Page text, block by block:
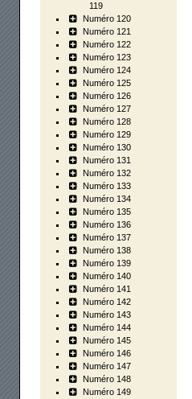
119
Numéro 120
Numéro 121
Numéro 122
Numéro 123
Numéro 124
Numéro 125
Numéro 126
Numéro 127
Numéro 128
Numéro 129
Numéro 130
Numéro 131
Numéro 132
Numéro 133
Numéro 134
Numéro 135
Numéro 136
Numéro 137
Numéro 138
Numéro 139
Numéro 140
Numéro 141
Numéro 142
Numéro 143
Numéro 144
Numéro 145
Numéro 146
Numéro 147
Numéro 148
Numéro 149